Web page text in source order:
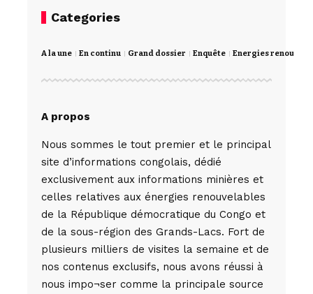
Categories
A la une En continu Grand dossier Enquête Energies
A propos
Nous sommes le tout premier et le principal
site d’informations congolais, dédié
exclusivement aux informations minières et
celles relatives aux énergies renouvelables
de la République démocratique du Congo et
de la sous-région des Grands-Lacs. Fort de
plusieurs milliers de visites la semaine et de
nos contenus exclusifs, nous avons réussi à
nous impo¬ser comme la principale source